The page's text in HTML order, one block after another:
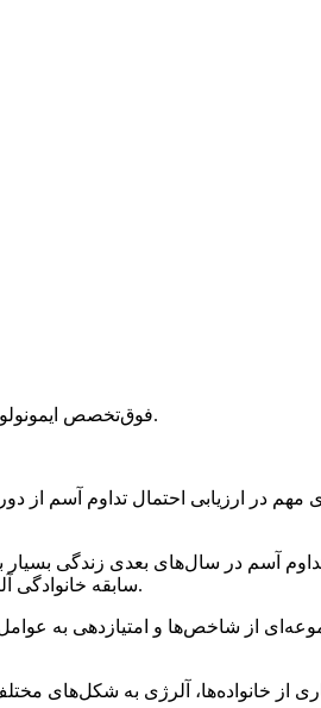
فوق‌تخصص ایمونولوژی و آلرژی، بر نقش تعیین‌کننده سابقه خانوادگی در بروز و تداوم آسم، تأکید کرد.
در ارزیابی احتمال تداوم آسم از
آسم در سال‌های بعدی زندگی
سابقه خانوادگی آلرژی وجود نداشته باشد، احتمال محدود ماندن علائم به دوران کودکی بیشتر است.
از شاخص‌ها و امتیازدهی به عوامل
از خانواده‌ها، آلرژی به